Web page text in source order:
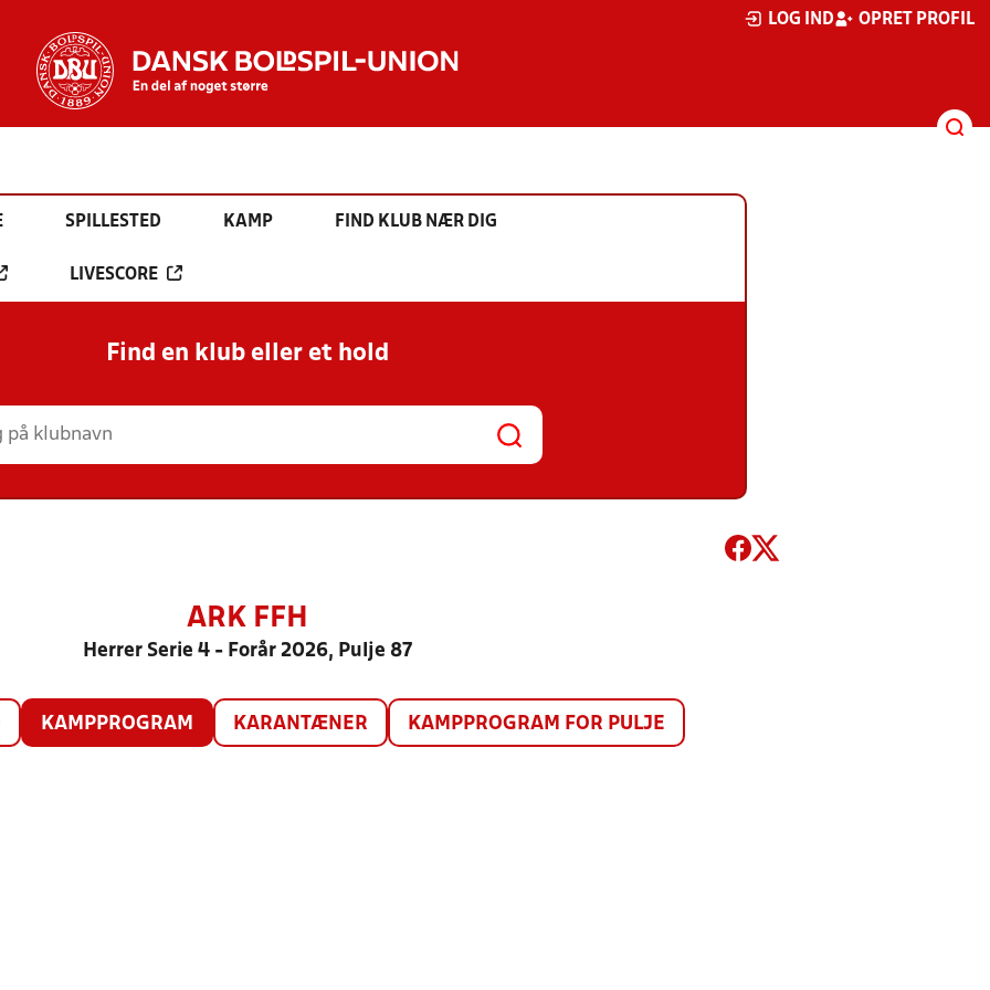
LOG IND OPRET PROFIL
SPILLESTED KAMP FIND KLUB NÆR DIG
LIVESCORE
Find en klub eller et hold
ARK FFH
Herrer Serie 4 - Forår 2026, Pulje 87
KAMPPROGRAM KARANTÆNER KAMPPROGRAM FOR PULJE